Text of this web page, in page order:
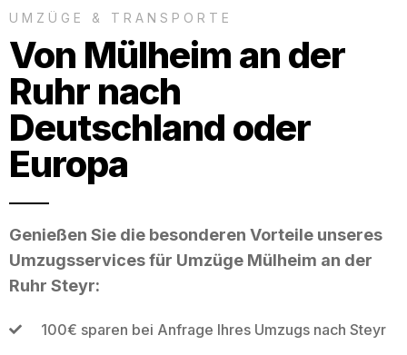
UMZÜGE & TRANSPORTE
Von Mülheim an der
Ruhr nach
Deutschland oder
Europa
Genießen Sie die besonderen Vorteile unseres
Umzugsservices für Umzüge Mülheim an der
Ruhr Steyr:
100€ sparen bei Anfrage Ihres Umzugs nach Steyr